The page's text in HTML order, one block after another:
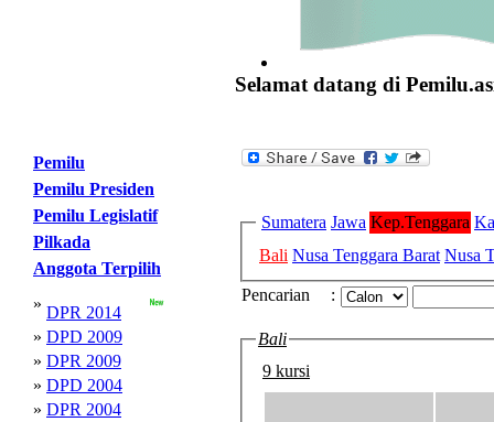
Selamat datang di
Pemilu
Pemilu Presiden
Pemilu Legislatif
Pilkada
Anggota Terpilih
» DPR 2014
» DPD 2009
» DPR 2009
» DPD 2004
» DPR 2004
Sumatera Jawa Kep.Tenggara
Bali Nusa Tenggara Barat Nusa
Pencarian :
Bali
9 kursi